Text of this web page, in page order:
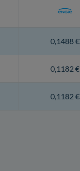
0,1488 €
0,1182 €
0,1182 €